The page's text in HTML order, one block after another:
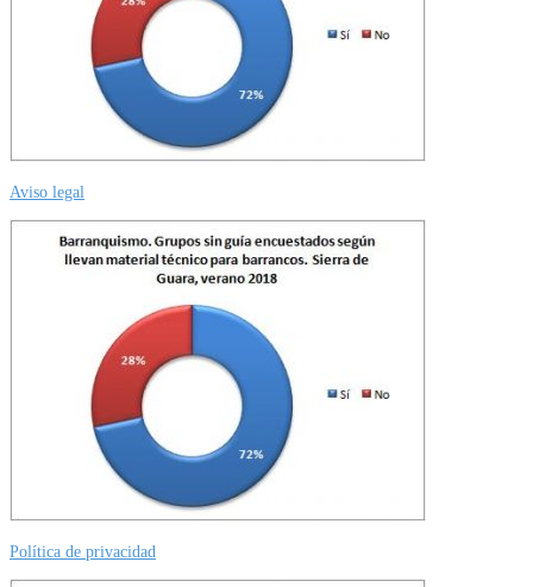
Aviso legal
Política de privacidad